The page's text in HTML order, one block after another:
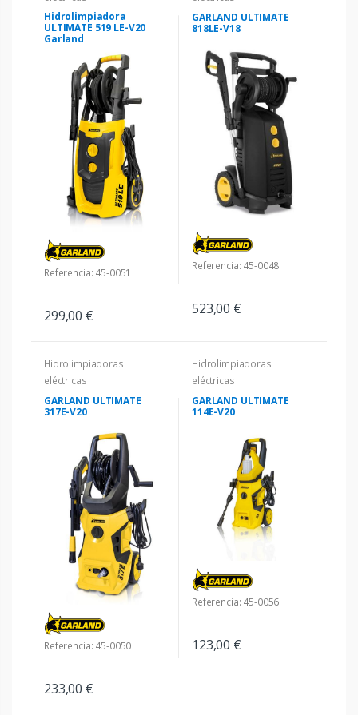
Hidrolimpiadora
ULTIMATE 519 LE-V20
Garland
Referencia: 45-0051
299,00 €
GARLAND ULTIMATE
818LE-V18
Referencia: 45-0048
523,00 €
Hidrolimpiadoras
eléctricas
GARLAND ULTIMATE
317E-V20
Referencia: 45-0050
233,00 €
Hidrolimpiadoras
eléctricas
GARLAND ULTIMATE
114E-V20
Referencia: 45-0056
123,00 €